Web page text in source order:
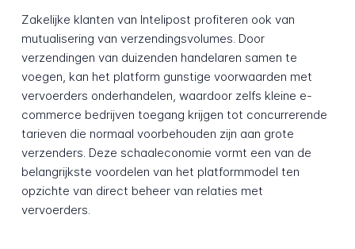
Zakelijke klanten van Intelipost profiteren ook van
mutualisering van verzendingsvolumes. Door
verzendingen van duizenden handelaren samen te
voegen, kan het platform gunstige voorwaarden met
vervoerders onderhandelen, waardoor zelfs kleine e-
commerce bedrijven toegang krijgen tot concurrerende
tarieven die normaal voorbehouden zijn aan grote
verzenders. Deze schaaleconomie vormt een van de
belangrijkste voordelen van het platformmodel ten
opzichte van direct beheer van relaties met
vervoerders.